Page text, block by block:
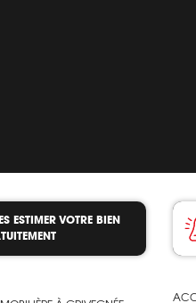
ESTIMER VOTRE BIEN